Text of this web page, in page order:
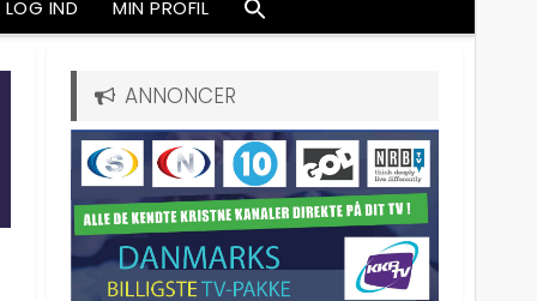
LOG IND MIN PROFIL
ANNONCER